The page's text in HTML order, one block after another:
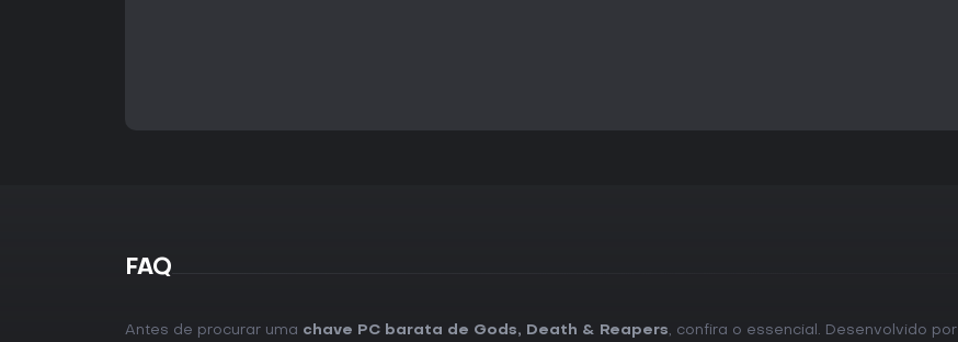
FAQ
Antes de procurar uma chave PC barata de Gods, Death & Reapers, confira o essencial. Desenvolvido por